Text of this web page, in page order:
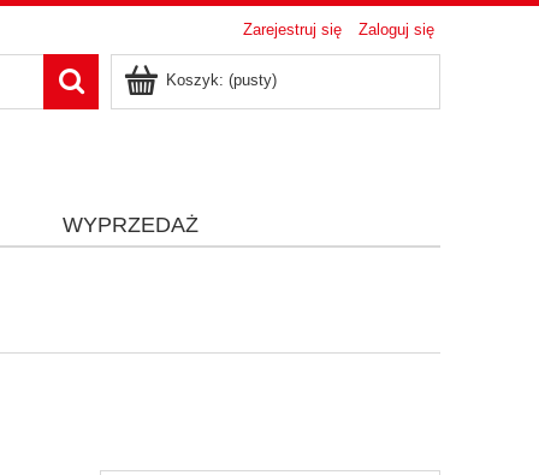
Zarejestruj się Zaloguj się
Koszyk: (pusty)
WYPRZEDAŻ